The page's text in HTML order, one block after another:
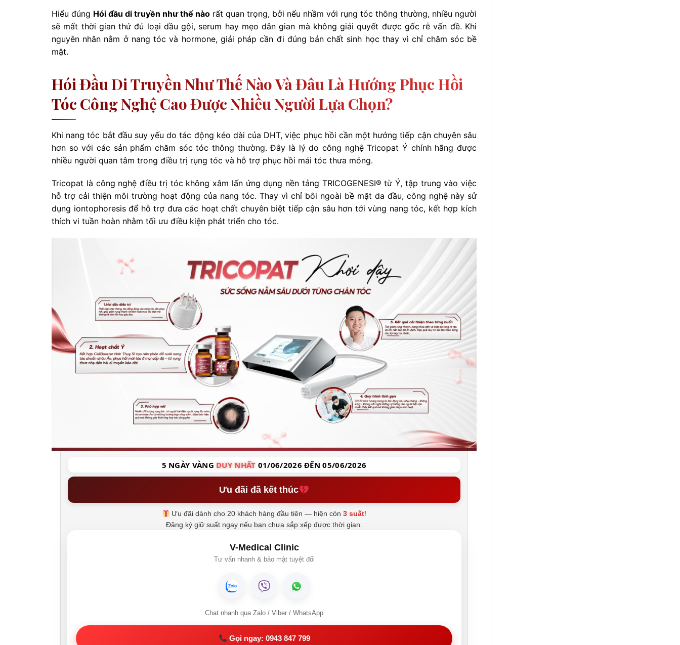
Hiểu đúng Hói đầu di truyền như thế nào rất quan trọng, bởi nếu nhầm với rụng tóc thông thường, nhiều người
sẽ mất thời gian thử đủ loại dầu gội, serum hay mẹo dân gian mà không giải quyết được gốc rễ vấn đề. Khi
nguyên nhân nằm ở nang tóc và hormone, giải pháp cần đi đúng bản chất sinh học thay vì chỉ chăm sóc bề
mặt.
Hói Đầu Di Truyền Như Thế Nào Và Đâu Là Hướng Phục Hồi
Tóc Công Nghệ Cao Được Nhiều Người Lựa Chọn?
Khi nang tóc bắt đầu suy yếu do tác động kéo dài của DHT, việc phục hồi cần một hướng tiếp cận chuyên sâu
hơn so với các sản phẩm chăm sóc tóc thông thường. Đây là lý do công nghệ Tricopat Ý chính hãng được
nhiều người quan tâm trong điều trị rụng tóc và hỗ trợ phục hồi mái tóc thưa mỏng.
Tricopat là công nghệ điều trị tóc không xâm lấn ứng dụng nền tảng TRICOGENESI® từ Ý, tập trung vào việc
hỗ trợ cải thiện môi trường hoạt động của nang tóc. Thay vì chỉ bôi ngoài bề mặt da đầu, công nghệ này sử
dụng iontophoresis để hỗ trợ đưa các hoạt chất chuyên biệt tiếp cận sâu hơn tới vùng nang tóc, kết hợp kích
thích vi tuần hoàn nhằm tối ưu điều kiện phát triển cho tóc.
5 NGÀY VÀNGDUY NHẤT 01/06/2026 ĐẾN 05/06/2026
Ưu đãi đã kết thúc
Ưu đãi dành cho 20 khách hàng đầu tiên — hiện còn3 suất!
Đăng ký giữ suất ngay nếu bạn chưa sắp xếp được thời gian.
V-Medical Clinic
Tư vấn nhanh & bảo mật tuyệt đối
Chat nhanh qua Zalo / Viber / WhatsApp
Gọi ngay: 0943 847 799